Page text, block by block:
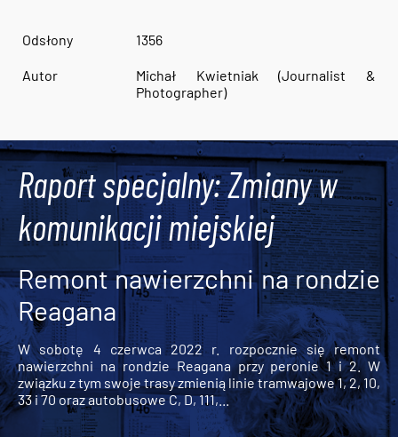
Odsłony 1356
Autor
Michał Kwietniak (Journalist &
Photographer)
Raport specjalny: Zmiany w
komunikacji miejskiej
Remont nawierzchni na rondzie
Reagana
W sobotę 4 czerwca 2022 r. rozpocznie się remont
nawierzchni na rondzie Reagana przy peronie 1 i 2. W
związku z tym swoje trasy zmienią linie tramwajowe 1, 2, 10,
33 i 70 oraz autobusowe C, D, 111,...